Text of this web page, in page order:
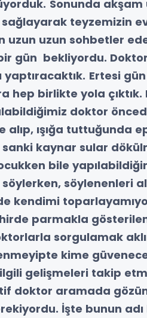
Sonunda akşam
sağlayarak teyzemizin
uzun uzun sohbetler
gün bekliyordu.
yaptıracaktık. Ertesi
hep birlikte yola çıktık.
doktor
ışığa tuttuğunda
kaynar sular
bile
söylerken, söylenenleri
kendimi
parmakla
sorgulamak
kime
gelişmeleri takip
doktor aramada
İşte bunun